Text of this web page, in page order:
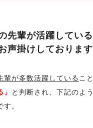
先輩が活躍してい
声掛けしております
輩が多数活躍している こ
と判断され、下記のよ
。